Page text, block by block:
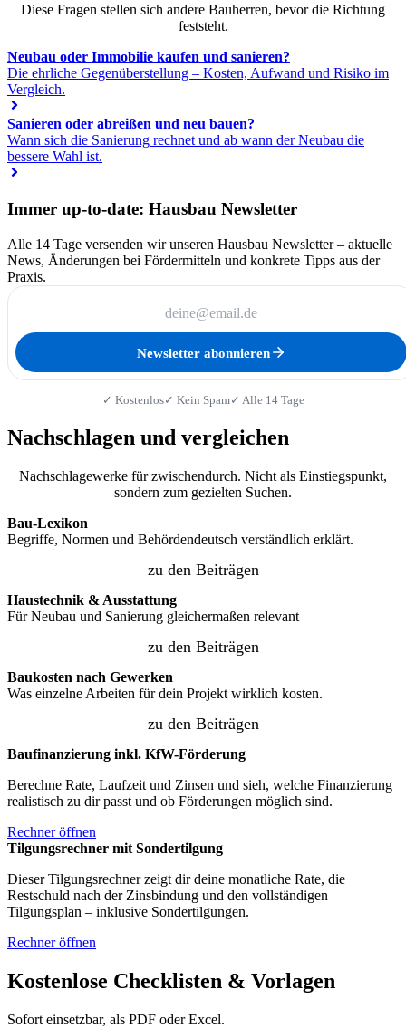
Diese Fragen stellen sich andere Bauherren, bevor die Richtung
feststeht.
Neubau oder Immobilie kaufen und sanieren?
Die ehrliche Gegenüberstellung – Kosten, Aufwand und Risiko im
Vergleich.
Sanieren oder abreißen und neu bauen?
Wann sich die Sanierung rechnet und ab wann der Neubau die
bessere Wahl ist.
Immer up-to-date: Hausbau Newsletter
Alle 14 Tage versenden wir unseren Hausbau Newsletter – aktuelle
News, Änderungen bei Fördermitteln und konkrete Tipps aus der
Praxis.
Newsletter abonnieren
✓ Kostenlos✓ Kein Spam✓ Alle 14 Tage
Nachschlagen und vergleichen
Nachschlagewerke für zwischendurch. Nicht als Einstiegspunkt,
sondern zum gezielten Suchen.
Bau-Lexikon
Begriffe, Normen und Behördendeutsch verständlich erklärt.
zu den Beiträgen
Haustechnik & Ausstattung
Für Neubau und Sanierung gleichermaßen relevant
zu den Beiträgen
Baukosten nach Gewerken
Was einzelne Arbeiten für dein Projekt wirklich kosten.
zu den Beiträgen
Baufinanzierung inkl. KfW-Förderung
Berechne Rate, Laufzeit und Zinsen und sieh, welche Finanzierung
realistisch zu dir passt und ob Förderungen möglich sind.
Rechner öffnen
Tilgungsrechner mit Sondertilgung
Dieser Tilgungsrechner zeigt dir deine monatliche Rate, die
Restschuld nach der Zinsbindung und den vollständigen
Tilgungsplan – inklusive Sondertilgungen.
Rechner öffnen
Kostenlose Checklisten & Vorlagen
Sofort einsetzbar, als PDF oder Excel.